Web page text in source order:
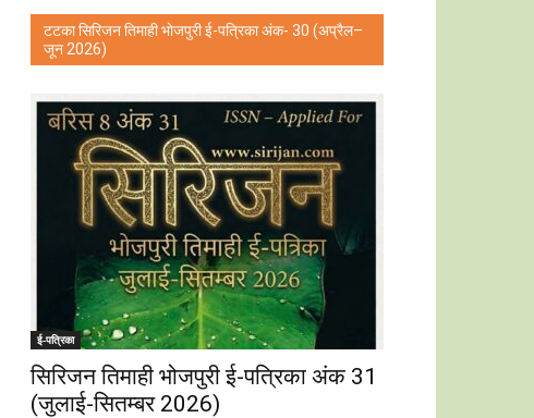
टटका सिरिजन तिमाही भोजपुरी ई-पत्रिका अंक- 30 (अप्रैल–
जून 2026)
ई-पत्रिका
सिरिजन तिमाही भोजपुरी ई-पत्रिका अंक 31
(जुलाई-सितम्बर 2026)